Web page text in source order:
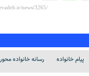
پیام خانواده رسانه خانواده محور